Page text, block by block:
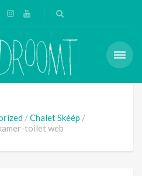
Chalet Skéép
toilet web